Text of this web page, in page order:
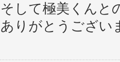
そして極美くんと
ありがとうござい